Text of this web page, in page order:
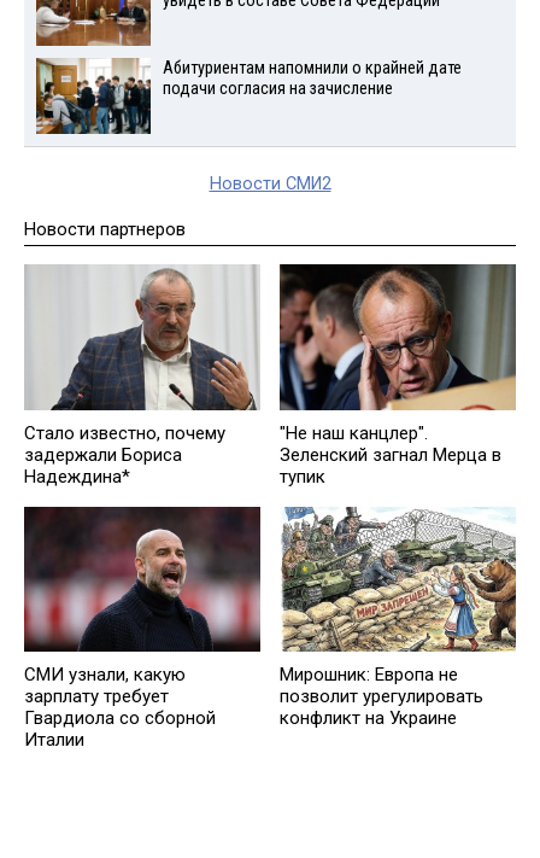
Абитуриентам напомнили о крайней дате
подачи согласия на зачисление
Новости СМИ2
Новости партнеров
Стало известно, почему
задержали Бориса
Надеждина*
"Не наш канцлер".
Зеленский загнал Мерца в
тупик
СМИ узнали, какую
зарплату требует
Гвардиола со сборной
Италии
Мирошник: Европа не
позволит урегулировать
конфликт на Украине